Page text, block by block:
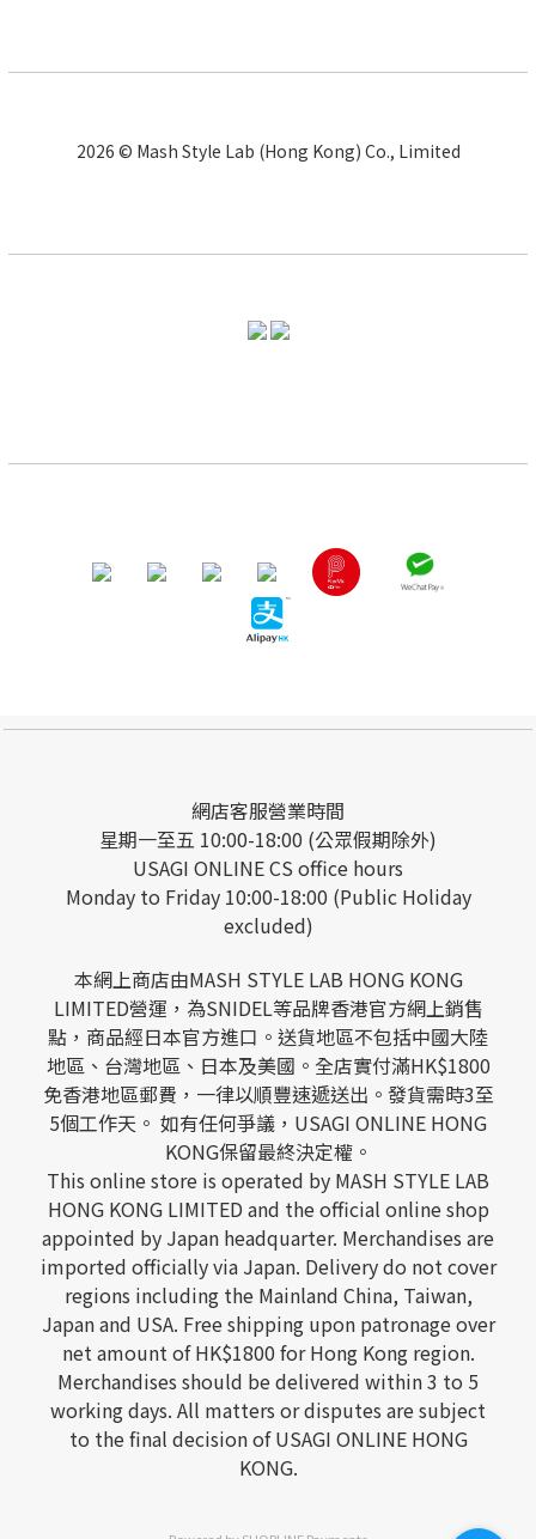
2026 © Mash Style Lab (Hong Kong) Co., Limited
網店客服營業時間
星期一至五 10:00-18:00 (公眾假期除外)
USAGI ONLINE CS office hours
Monday to Friday 10:00-18:00 (Public Holiday
excluded)
本網上商店由MASH STYLE LAB HONG KONG
LIMITED營運，為SNIDEL等品牌香港官方網上銷售
點，商品經日本官方進口。送貨地區不包括中國大陸
地區、台灣地區、日本及美國。全店實付滿HK$1800
免香港地區郵費，一律以順豐速遞送出。發貨需時3至
5個工作天。 如有任何爭議，USAGI ONLINE HONG
KONG保留最終決定權。
This online store is operated by MASH STYLE LAB
HONG KONG LIMITED and the official online shop
appointed by Japan headquarter. Merchandises are
imported officially via Japan. Delivery do not cover
regions including the Mainland China, Taiwan,
Japan and USA. Free shipping upon patronage over
net amount of HK$1800 for Hong Kong region.
Merchandises should be delivered within 3 to 5
working days. All matters or disputes are subject
to the final decision of USAGI ONLINE HONG
KONG.